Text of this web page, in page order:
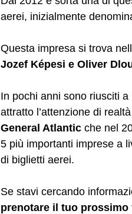
aerei, inizialmente
Questa impresa si trova
Jozef Képesi e Oliver
In pochi anni sono riusciti
attratto l’attenzione di
General Atlantic che nel
5 più importanti imprese a
di biglietti aerei.
Se stavi cercando
prenotare il tuo prossimo